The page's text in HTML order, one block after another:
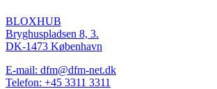
BLOXHUB
Bryghuspladsen 8, 3.
DK-1473 København
E-mail: dfm@dfm-net.dk
Telefon: +45 3311 3311